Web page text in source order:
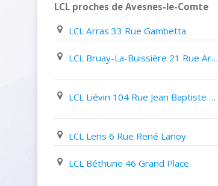
LCL proches de Avesnes-le-Comte
LCL Arras 33 Rue Gambetta
LCL Bruay-La-Buissière 21 Rue Arthur Lamendin
LCL Liévin 104 Rue Jean Baptiste defernez
LCL Lens 6 Rue René Lanoy
LCL Béthune 46 Grand Place